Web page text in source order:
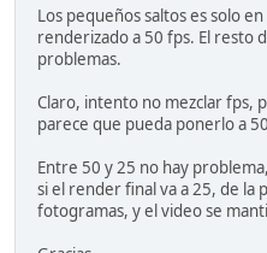
Los pequeños saltos es solo
renderizado a 50 fps. El resto
problemas.
Claro, intento no mezclar fps,
parece que pueda ponerlo a
Entre 50 y 25 no hay
si el render final va a 25, de la
fotogramas, y el video se